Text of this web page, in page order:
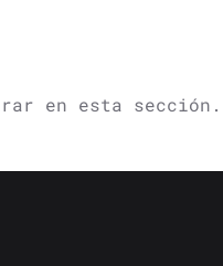
en esta sección.